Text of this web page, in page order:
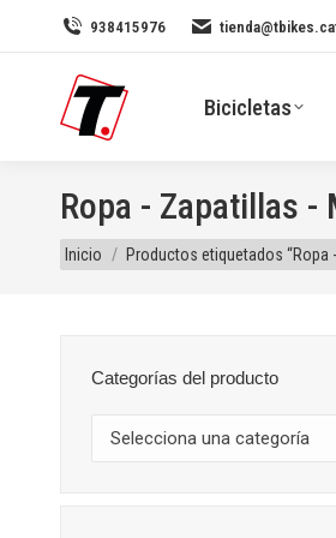
938415976
Bicicletas
Ropa - Zapatillas -
Estás aquí:
Inicio Productos etiquetados “Ropa
Categorías del producto
Selecciona una categoría